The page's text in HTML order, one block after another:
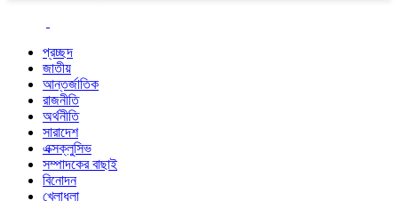
প্রচ্ছদ
জাতীয়
আন্তর্জাতিক
রাজনীতি
অর্থনীতি
সারাদেশ
এক্সক্লুসিভ
সম্পাদকের বাছাই
বিনোদন
খেলাধুলা